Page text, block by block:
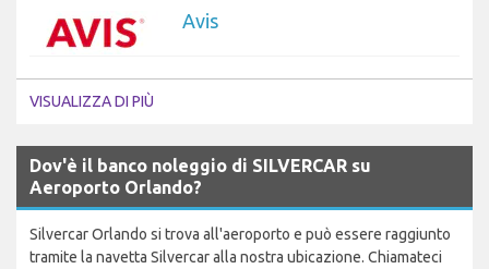
Avis
VISUALIZZA DI PIÙ
Dov'è il banco noleggio di SILVERCAR su
Aeroporto Orlando?
Silvercar Orlando si trova all'aeroporto e può essere raggiunto
tramite la navetta Silvercar alla nostra ubicazione. Chiamateci